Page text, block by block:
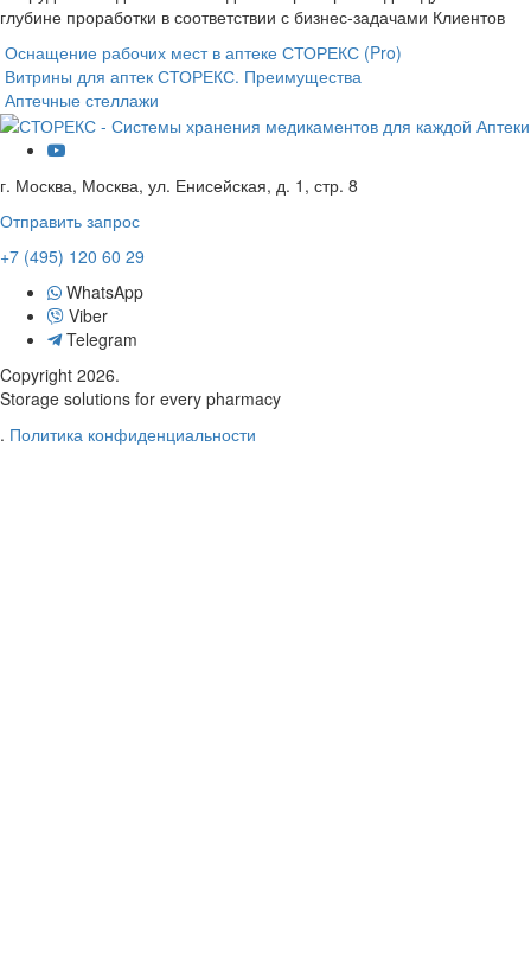
глубине проработки в соответствии с бизнес-задачами Клиентов
Оснащение рабочих мест в аптеке СТОРЕКС (Pro)
Витрины для аптек СТОРЕКС. Преимущества
Аптечные стеллажи
г. Москва, Москва, ул. Енисейская, д. 1, стр. 8
Отправить запрос
+7 (495) 120 60 29
WhatsApp
Viber
Telegram
Copyright 2026.
Storage solutions for every pharmacy
. Политика конфиденциальности